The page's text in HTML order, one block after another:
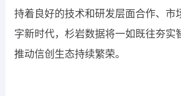
持着良好的技术和研发层面合作、市
字新时代，杉岩数据将一如既往夯实
推动信创生态持续繁荣。